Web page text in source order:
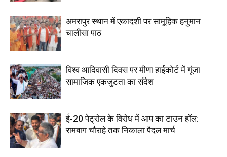
अमरापुर स्थान में एकादशी पर सामूहिक हनुमान
चालीसा पाठ
विश्व आदिवासी दिवस पर मीणा हाईकोर्ट में गूंजा
सामाजिक एकजुटता का संदेश
ई-20 पेट्रोल के विरोध में आप का टाउन हॉल:
रामबाग चौराहे तक निकाला पैदल मार्च